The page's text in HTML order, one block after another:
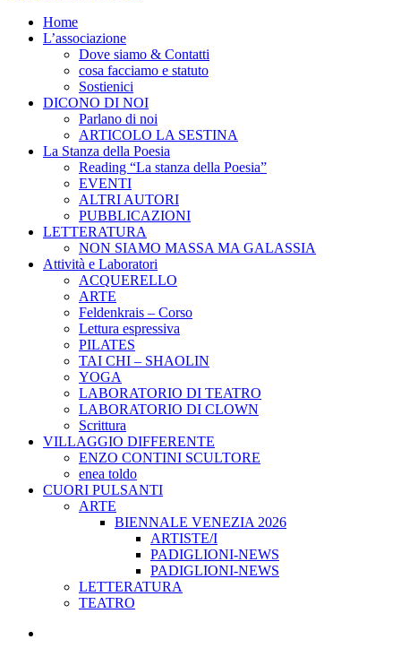
Home
L’associazione
Dove siamo & Contatti
cosa facciamo e statuto
Sostienici
DICONO DI NOI
Parlano di noi
ARTICOLO LA SESTINA
La Stanza della Poesia
Reading “La stanza della Poesia”
EVENTI
ALTRI AUTORI
PUBBLICAZIONI
LETTERATURA
NON SIAMO MASSA MA GALASSIA
Attività e Laboratori
ACQUERELLO
ARTE
Feldenkrais – Corso
Lettura espressiva
PILATES
TAI CHI – SHAOLIN
YOGA
LABORATORIO DI TEATRO
LABORATORIO DI CLOWN
Scrittura
VILLAGGIO DIFFERENTE
ENZO CONTINI SCULTORE
enea toldo
CUORI PULSANTI
ARTE
BIENNALE VENEZIA 2026
ARTISTE/I
PADIGLIONI-NEWS
PADIGLIONI-NEWS
LETTERATURA
TEATRO